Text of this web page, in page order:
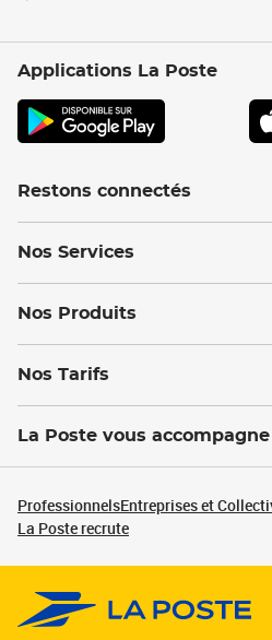
Applications La Poste
Restons connectés
Nos Services
Nos Produits
Nos Tarifs
La Poste vous accompagne
ProfessionnelsEntreprises et
La Poste recrute